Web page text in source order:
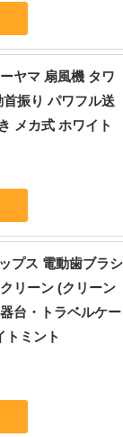
ヤマ 扇風機 タワ
振り パワフル送
メカ式 ホワイト
プス 電動歯ブラシ
リーン (クリーン
台・トラベルケー
トミント